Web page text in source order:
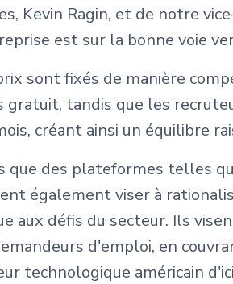
Kevin Ragin, et de notre
est sur la bonne voie
sont fixés de manière
gratuit, tandis que les
créant ainsi un équilibre
que des plateformes telles
également viser à
aux défis du secteur. Ils
d'emploi, en
technologique américain